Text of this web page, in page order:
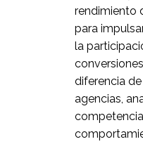
mundial de juegos de 6
Safestyle realiza un
estudio de usuarios
antes de rediseñar su 2
rendimiento
para
la
diferencia
agencias,